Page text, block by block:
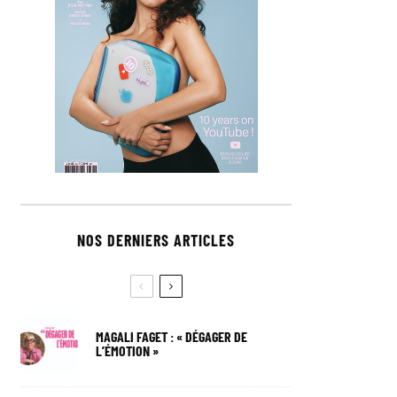
NOS DERNIERS ARTICLES
MAGALI FAGET : « DÉGAGER DE
L’ÉMOTION »